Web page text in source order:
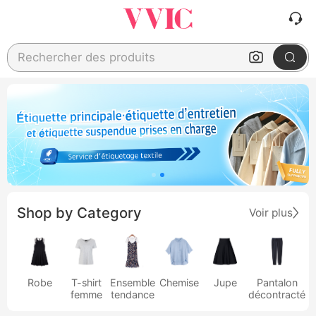
Rechercher des produits
Shop by Category Voir plus
Robe
T-shirt
femme
Ensemble
tendance
Chemise Jupe
Pantalon
décontracté